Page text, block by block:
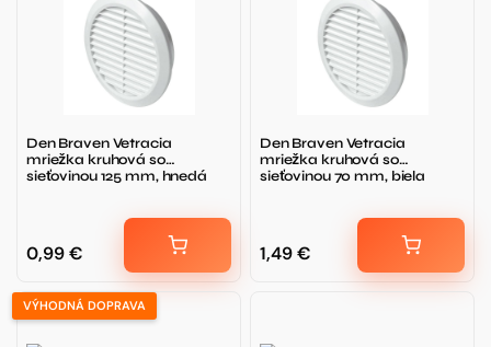
Den Braven Vetracia
mriežka kruhová so
sieťovinou 125 mm, hnedá
0,99€
Den Braven Vetracia
mriežka kruhová so
sieťovinou 70 mm, biela
1,49€
VÝHODNÁ DOPRAVA